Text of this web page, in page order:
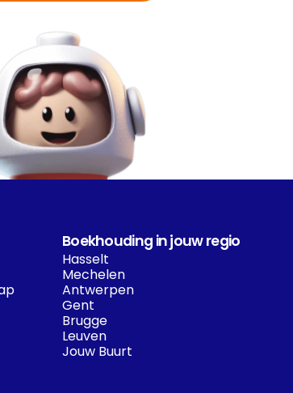
Boekhouding in jouw regio
Hasselt
Mechelen
Antwerpen
Gent
Brugge
Leuven
Jouw Buurt